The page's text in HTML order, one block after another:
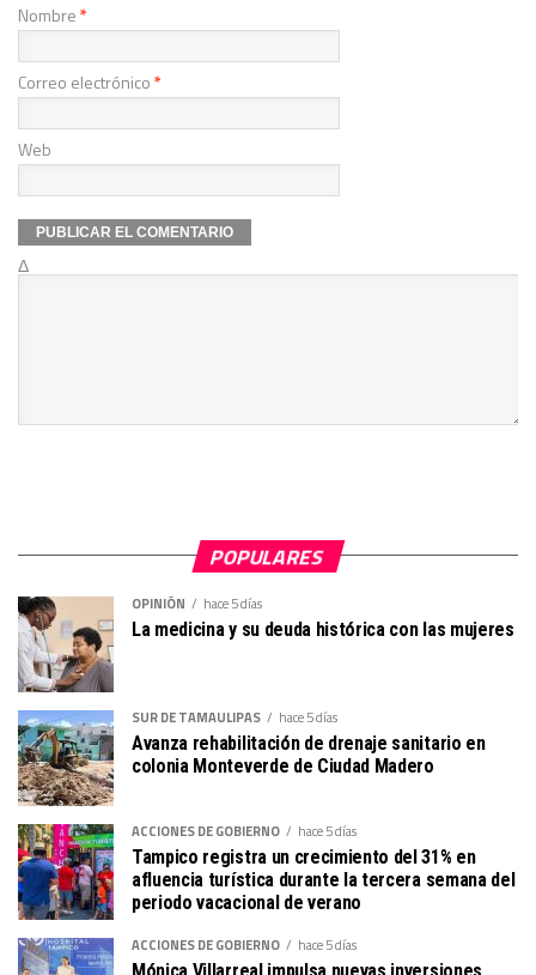
Nombre*
Correo electrónico*
Web
Δ
POPULARES
OPINIÓN hace 5 días
La medicina y su deuda histórica con las mujeres
SUR DE TAMAULIPAS hace 5 días
Avanza rehabilitación de drenaje sanitario en
colonia Monteverde de Ciudad Madero
ACCIONES DE GOBIERNO hace 5 días
Tampico registra un crecimiento del 31% en
afluencia turística durante la tercera semana del
periodo vacacional de verano
ACCIONES DE GOBIERNO hace 5 días